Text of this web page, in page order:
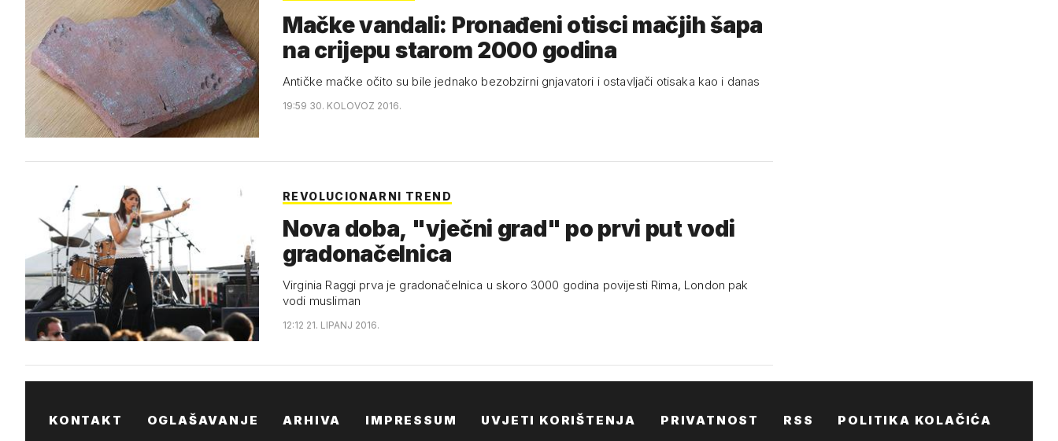
Mačke vandali: Pronađeni otisci mačjih šapa
na crijepu starom 2000 godina
Antičke mačke očito su bile jednako bezobzirni gnjavatori i ostavljači otisaka kao i danas
19:59 30. KOLOVOZ 2016.
REVOLUCIONARNI TREND
Nova doba, "vječni grad" po prvi put vodi
gradonačelnica
Virginia Raggi prva je gradonačelnica u skoro 3000 godina povijesti Rima, London pak
vodi musliman
12:12 21. LIPANJ 2016.
KONTAKT OGLAŠAVANJE ARHIVA IMPRESSUM UVJETI KORIŠTENJA PRIVATNOST RSS POLITIKA KOLAČIĆA